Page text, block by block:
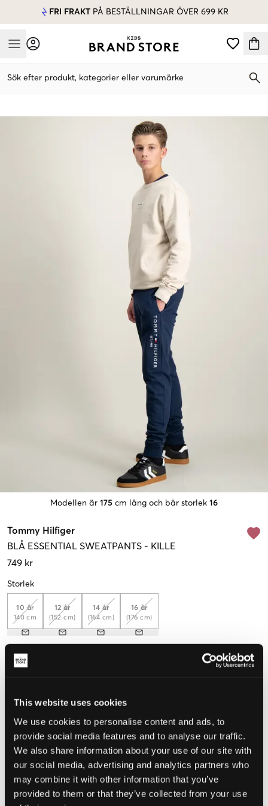
This website uses cookies
We use cookies to personalise content and ads, to
provide social media features and to analyse our traffic.
We also share information about your use of our site with
our social media, advertising and analytics partners who
may combine it with other information that you’ve
provided to them or that they’ve collected from your use
FRI FRAKT PÅ BESTÄLLNINGAR ÖVER 699 KR
Mobile Menu
Sök efter produkt, kategorier eller varumärke
Modellen är 175 cm lång och bär storlek 16
Tommy Hilfiger
BLÅ ESSENTIAL SWEATPANTS - KILLE
749 kr
Storlek
10 år
140 cm
12 år
(152 cm)
14 år
(164 cm)
16 år
(176 cm)
Upplevd storlek
VÄLJ STORLEK
Fri fraktpå beställningar över 699 kr
Öppet köpi 60 dagar
Leverans2-4 vardagar